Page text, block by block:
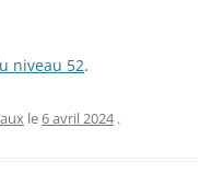
niveau 52.
le6 avril 2024 .